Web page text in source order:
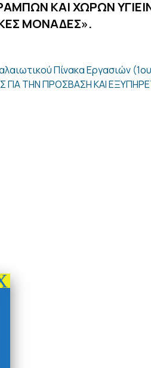
ΚΑΙ ΧΩΡΩΝ
ΜΟΝΑΔΕΣ».
Πίνακα Εργασιών
ΓΙΑ ΤΗΝ ΠΡΟΣΒΑΣΗ ΚΑΙ